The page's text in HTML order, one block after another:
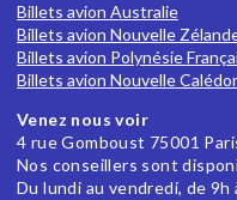
Billets avion Australie
Billets avion Nouvelle
Billets avion Polynésie
Billets avion Nouvelle
Venez nous voir
4 rue Gomboust 75001
Nos conseillers sont
Du lundi au vendredi, de 9h